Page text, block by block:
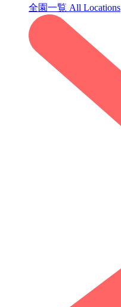
全園一覧 All Locations